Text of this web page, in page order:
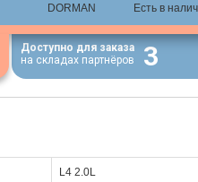
DORMAN Есть в
Доступно для заказа
на складах партнёров
3
L4 2.0L